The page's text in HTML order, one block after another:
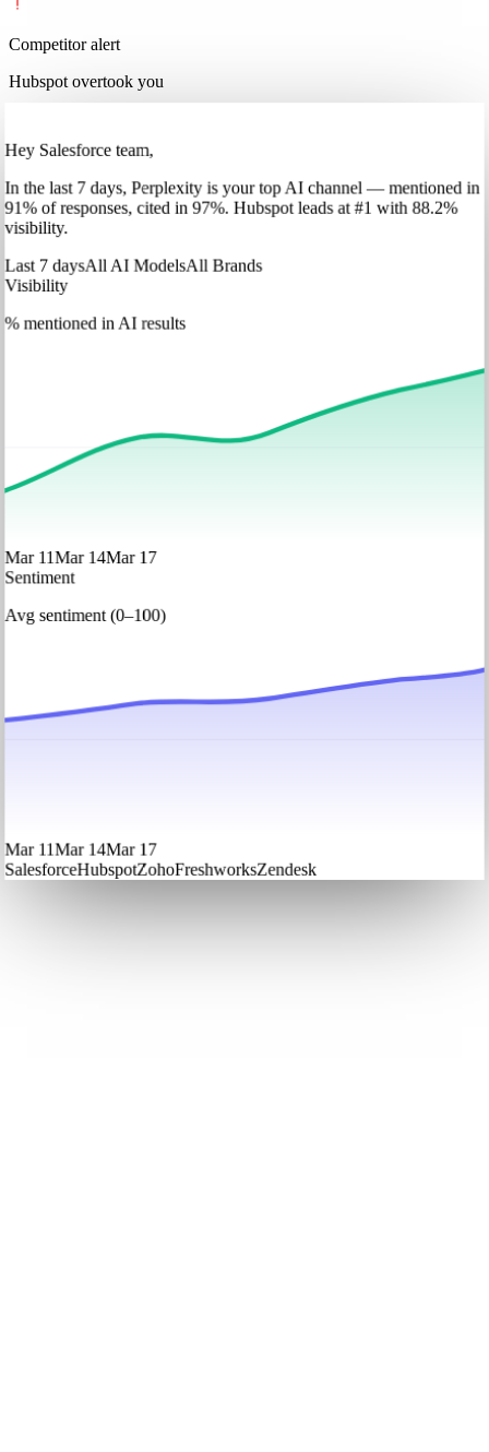
Competitor alert
Hubspot overtook you
Hey Salesforce team,
Inthe last 7 days, Perplexityis your top AI channel — mentioned in
91% of responses, cited in 97%. Hubspotleads at #1 with 88.2%
visibility.
Last 7 daysAll AI ModelsAll Brands
Visibility
% mentioned in AI results
Mar 11Mar 14Mar 17
Sentiment
Avg sentiment (0–100)
Mar 11Mar 14Mar 17
SalesforceHubspotZohoFreshworksZendesk